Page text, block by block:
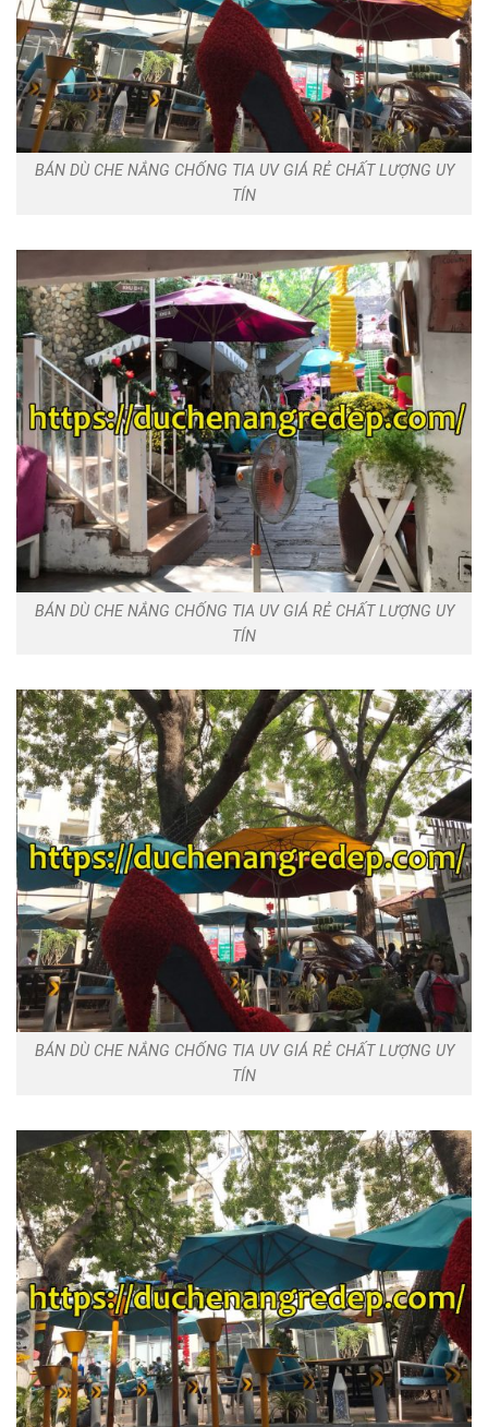
BÁN DÙ CHE NẮNG CHỐNG TIA UV GIÁ RẺ CHẤT LƯỢNG UY
TÍN
BÁN DÙ CHE NẮNG CHỐNG TIA UV GIÁ RẺ CHẤT LƯỢNG UY
TÍN
BÁN DÙ CHE NẮNG CHỐNG TIA UV GIÁ RẺ CHẤT LƯỢNG UY
TÍN